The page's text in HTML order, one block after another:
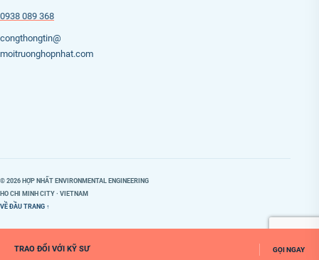
0938 089 368
congthongtin@
moitruonghopnhat.com
© 2026 HỢP NHẤT ENVIRONMENTAL ENGINEERING
HO CHI MINH CITY · VIETNAM
VỀ ĐẦU TRANG ↑
TRAO ĐỔI VỚI KỸ SƯ GỌI NGAY